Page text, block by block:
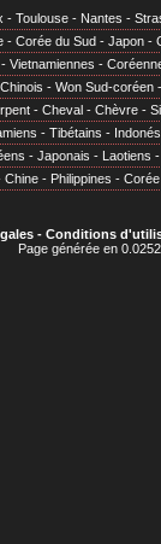
- Toulouse - Nantes -
- Corée du Sud - Japon -
- Vietnamiennes -
- Won Sud-coréen
- Cheval - Chèvre -
- Tibétains -
- Japonais - Laotiens
Chine - Philippines - Corée
- Conditions
Page générée en